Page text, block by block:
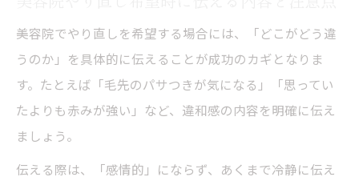
美容院でやり直しを希望する場合には、「どこがどう違
うのか」を具体的に伝えることが成功のカギとなりま
す。たとえば「毛先のパサつきが気になる」「思ってい
たよりも赤みが強い」など、違和感の内容を明確に伝え
ましょう。
伝える際は、「感情的」にならず、あくまで冷静に伝え